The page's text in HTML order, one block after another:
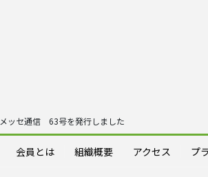
ッセ通信 63号を発行しました
会員とは 組織概要 アクセス プ